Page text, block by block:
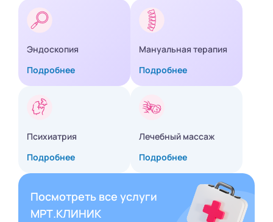
Эндоскопия
Подробнее
Мануальная терапия
Подробнее
Психиатрия
Подробнее
Лечебный массаж
Подробнее
Посмотреть все услуги
МРТ.КЛИНИК